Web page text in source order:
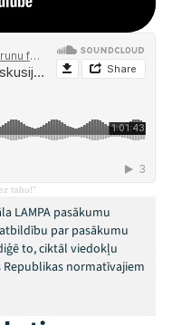
tabu!"
LAMPA pasākumu
par pasākumu
to, ciktāl viedokļu
normatīvajiem